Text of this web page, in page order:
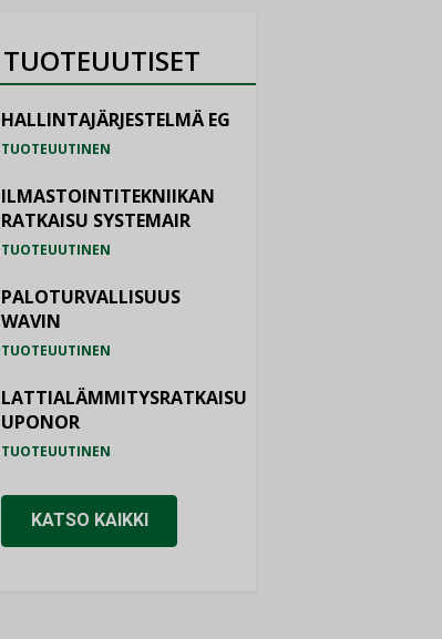
TUOTEUUTISET
HALLINTAJÄRJESTELMÄ EG
TUOTEUUTINEN
ILMASTOINTITEKNIIKAN
RATKAISU SYSTEMAIR
TUOTEUUTINEN
PALOTURVALLISUUS
WAVIN
TUOTEUUTINEN
LATTIALÄMMITYSRATKAISU
UPONOR
TUOTEUUTINEN
KATSO KAIKKI